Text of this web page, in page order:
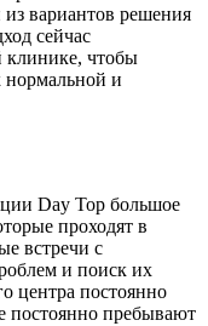
из вариантов решения
сейчас
клинике, чтобы
нормальной и
Day Top большое
проходят в
встречи с
и поиск их
центра постоянно
постоянно пребывают